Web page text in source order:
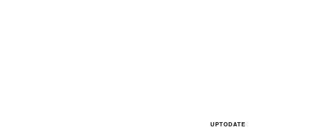
UPTODATE